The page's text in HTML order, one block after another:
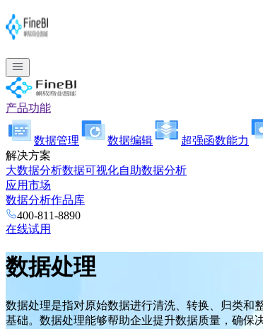
产品功能
数据管理 数据编辑 超强函数能力
解决方案
大数据分析数据可视化自助数据分析
应用市场
数据分析作品库
400-811-8890
在线试用
数据处理
数据处理是指对原始数据进行清洗、转换、归类和
基础。数据处理能够帮助企业提升数据质量，确保